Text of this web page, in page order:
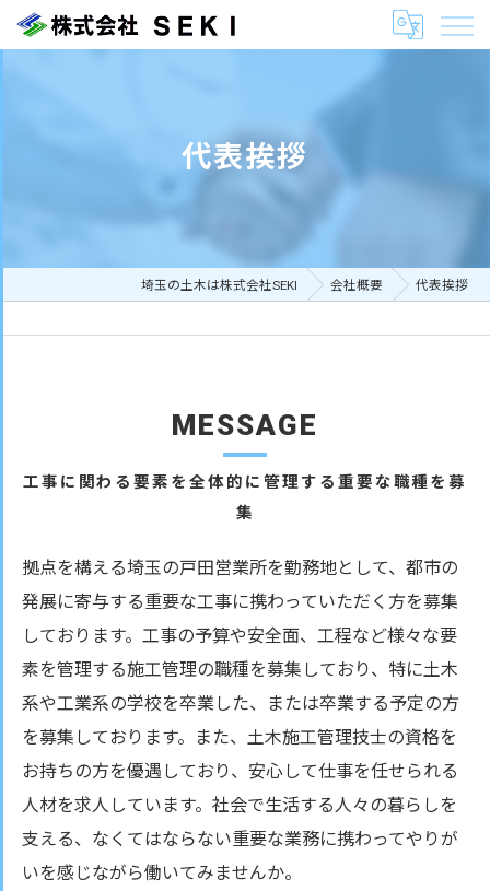
代表挨拶
埼玉の土木は株式会社SEKI 会社概要 代表挨拶
工事に関わる要素を全体的に管理する重要な職種を募
集
MESSAGE
拠点を構える埼玉の戸田営業所を勤務地として、都市の
発展に寄与する重要な工事に携わっていただく方を募集
しております。工事の予算や安全面、工程など様々な要
素を管理する施工管理の職種を募集しており、特に土木
系や工業系の学校を卒業した、または卒業する予定の方
を募集しております。また、土木施工管理技士の資格を
お持ちの方を優遇しており、安心して仕事を任せられる
人材を求人しています。社会で生活する人々の暮らしを
支える、なくてはならない重要な業務に携わってやりが
いを感じながら働いてみませんか。